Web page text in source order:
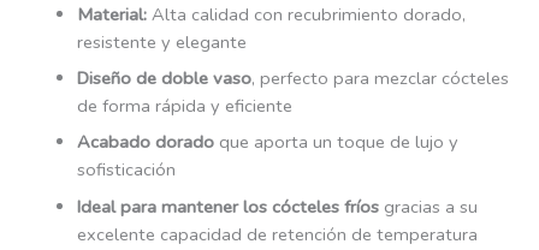
Material:Alta calidad con recubrimiento dorado,
resistente y elegante
Diseño de doble vaso, perfecto para mezclar cócteles
de forma rápida y eficiente
Acabado doradoque aporta un toque de lujo y
sofisticación
Ideal para mantener los cócteles fríosgracias a su
excelente capacidad de retención de temperatura